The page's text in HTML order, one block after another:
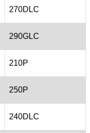
270DLC
290GLC
210P
250P
240DLC